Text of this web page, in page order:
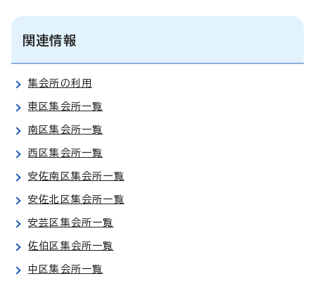
関連情報
集会所の利用
東区集会所一覧
南区集会所一覧
西区集会所一覧
安佐南区集会所一覧
安佐北区集会所一覧
安芸区集会所一覧
佐伯区集会所一覧
中区集会所一覧